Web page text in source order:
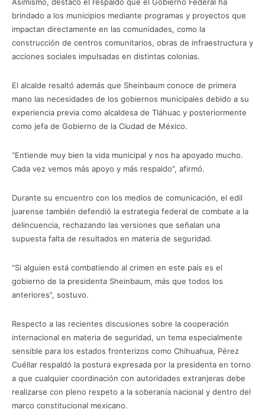
brindado a los municipios mediante programas y proyectos que
impactan directamente en las comunidades, como la
construcción de centros comunitarios, obras de infraestructura y
acciones sociales impulsadas en distintas colonias.
El alcalde resaltó además que Sheinbaum conoce de primera
mano las necesidades de los gobiernos municipales debido a su
experiencia previa como alcaldesa de Tláhuac y posteriormente
como jefa de Gobierno de la Ciudad de México.
“Entiende muy bien la vida municipal y nos ha apoyado mucho.
Cada vez vemos más apoyo y más respaldo”, afirmó.
Durante su encuentro con los medios de comunicación, el edil
juarense también defendió la estrategia federal de combate a la
delincuencia, rechazando las versiones que señalan una
supuesta falta de resultados en materia de seguridad.
“Si alguien está combatiendo al crimen en este país es el
gobierno de la presidenta Sheinbaum, más que todos los
anteriores”, sostuvo.
Respecto a las recientes discusiones sobre la cooperación
internacional en materia de seguridad, un tema especialmente
sensible para los estados fronterizos como Chihuahua, Pérez
Cuéllar respaldó la postura expresada por la presidenta en torno
a que cualquier coordinación con autoridades extranjeras debe
realizarse con pleno respeto a la soberanía nacional y dentro del
marco constitucional mexicano.